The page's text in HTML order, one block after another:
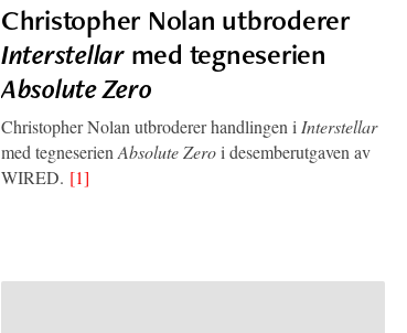
Christopher Nolan utbroderer
Interstellarmed tegneserien
Absolute Zero
Christopher Nolan utbroderer handlingen i Interstellar
med tegneserien Absolute Zeroi desemberutgaven av
WIRED. [1]